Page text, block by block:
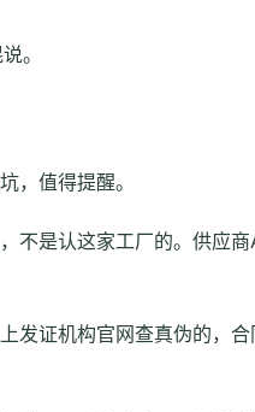
。
，值得提醒。
不是认这家工厂的。供应商
发证机构官网查真伪的，